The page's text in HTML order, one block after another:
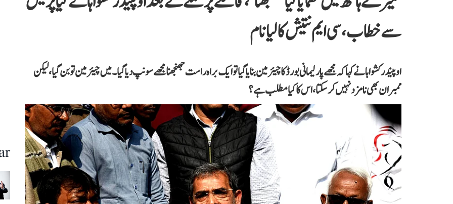
سے خطاب، سی ایم نتیش کا لیا نام
اوپیندر کشواہا نے کہا کہ مجھے پارلیمانی بورڈ کا چیئرمین بنایا گیا تو ایک براہ راست جھنجھنا مجھے سونپ دیا گیا۔ میں چیئرمین تو بن گیا، لیکن
ممبران بھی نامزد نہیں کر سکتا، اس کا کیا مطلب ہے؟